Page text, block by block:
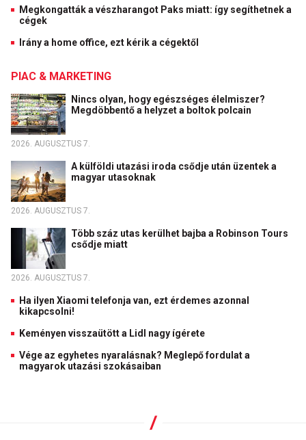
Megkongatták a vészharangot Paks miatt: így segíthetnek a
cégek
Irány a home office, ezt kérik a cégektől
PIAC & MARKETING
Nincs olyan, hogy egészséges élelmiszer?
Megdöbbentő a helyzet a boltok polcain
2026. AUGUSZTUS 7.
A külföldi utazási iroda csődje után üzentek a
magyar utasoknak
2026. AUGUSZTUS 7.
Több száz utas kerülhet bajba a Robinson Tours
csődje miatt
2026. AUGUSZTUS 7.
Ha ilyen Xiaomi telefonja van, ezt érdemes azonnal
kikapcsolni!
Keményen visszaütött a Lidl nagy ígérete
Vége az egyhetes nyaralásnak? Meglepő fordulat a
magyarok utazási szokásaiban